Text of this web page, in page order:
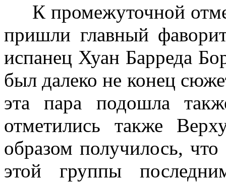
К промежуточной
пришли главный
испанец Хуан Барреда
был далеко не конец
эта пара подошла
отметились также
образом получилось,
этой группы